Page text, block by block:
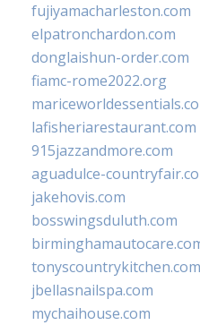
fujiyamacharleston.com
elpatronchardon.com
donglaishun-order.com
fiamc-rome2022.org
lafisheriarestaurant.com
915jazzandmore.com
aguadulce-
jakehovis.com
bosswingsduluth.com
tonyscountrykitchen.com
jbellasnailspa.com
mychaihouse.com